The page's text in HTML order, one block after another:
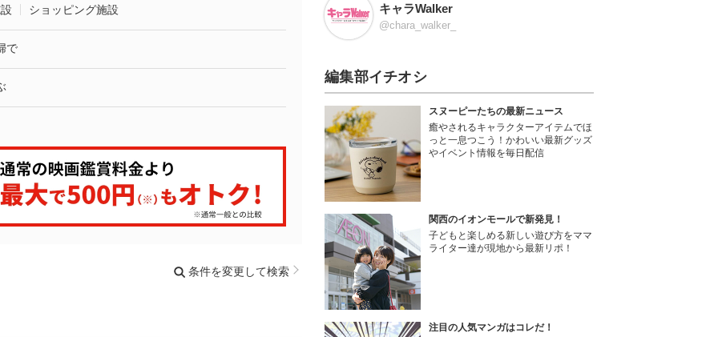
ショッピング施設
で
条件を変更して検索
キャラWalker
@chara_walker_
編集部イチオシ
スヌーピーたちの最新ニュース
癒やされるキャラクターアイテムでほ
っと一息つこう！かわいい最新グッズ
やイベント情報を毎日配信
関西のイオンモールで新発見！
子どもと楽しめる新しい遊び方をママ
ライター達が現地から最新リポ！
注目の人気マンガはコレだ！